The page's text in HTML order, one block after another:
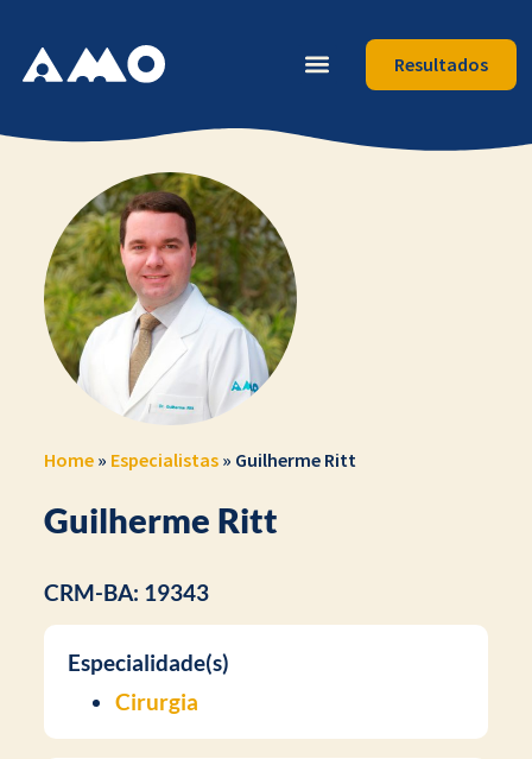
Resultados
Home» Especialistas» Guilherme Ritt
Guilherme Ritt
CRM-BA: 19343
Especialidade(s)
Cirurgia